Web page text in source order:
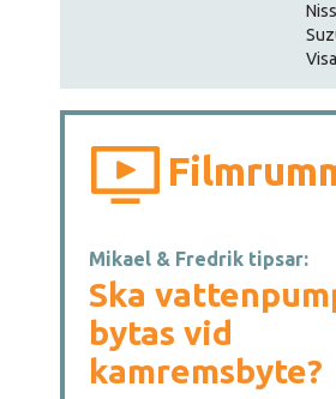
Mikael & Fredrik tipsar:
Ska
bytas vid
kamremsbyte?